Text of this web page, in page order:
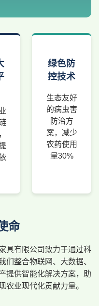
绿色防
控技术
生态友好
的病虫害
防治方
案，减少
农药使用
量30%
命
具有限公司致力于通过科
们整合物联网、大数据、
提供智能化解决方案，助
农业现代化贡献力量。